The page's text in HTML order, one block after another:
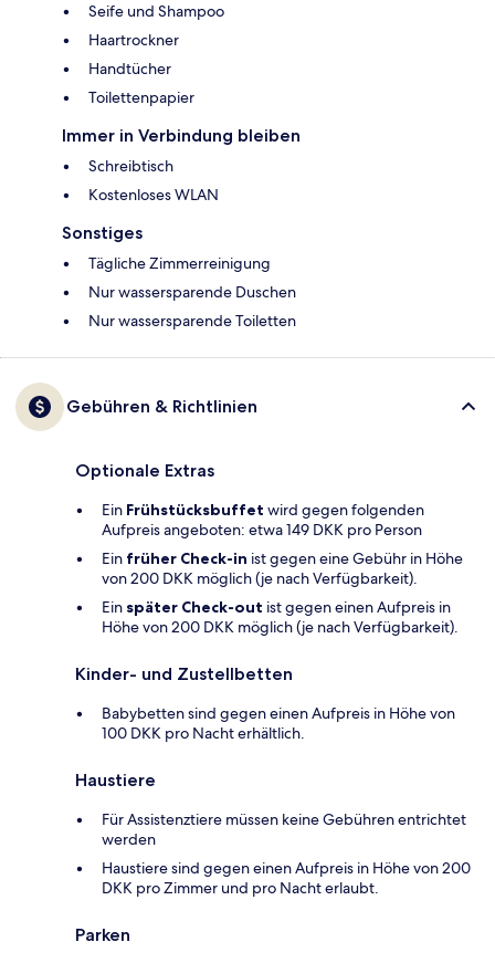
Seife und Shampoo
Haartrockner
Handtücher
Toilettenpapier
Immer in Verbindung bleiben
Schreibtisch
Kostenloses WLAN
Sonstiges
Tägliche Zimmerreinigung
Nur wassersparende Duschen
Nur wassersparende Toiletten
Gebühren & Richtlinien
Optionale Extras
Ein Frühstücksbuffet wird gegen folgenden
Aufpreis angeboten: etwa 149 DKK pro Person
Ein früher Check-in ist gegen eine Gebühr in Höhe
von 200 DKK möglich (je nach Verfügbarkeit).
Ein später Check-out ist gegen einen Aufpreis in
Höhe von 200 DKK möglich (je nach Verfügbarkeit).
Kinder- und Zustellbetten
Babybetten sind gegen einen Aufpreis in Höhe von
100 DKK pro Nacht erhältlich.
Haustiere
Für Assistenztiere müssen keine Gebühren entrichtet
werden
Haustiere sind gegen einen Aufpreis in Höhe von 200
DKK pro Zimmer und pro Nacht erlaubt.
Parken